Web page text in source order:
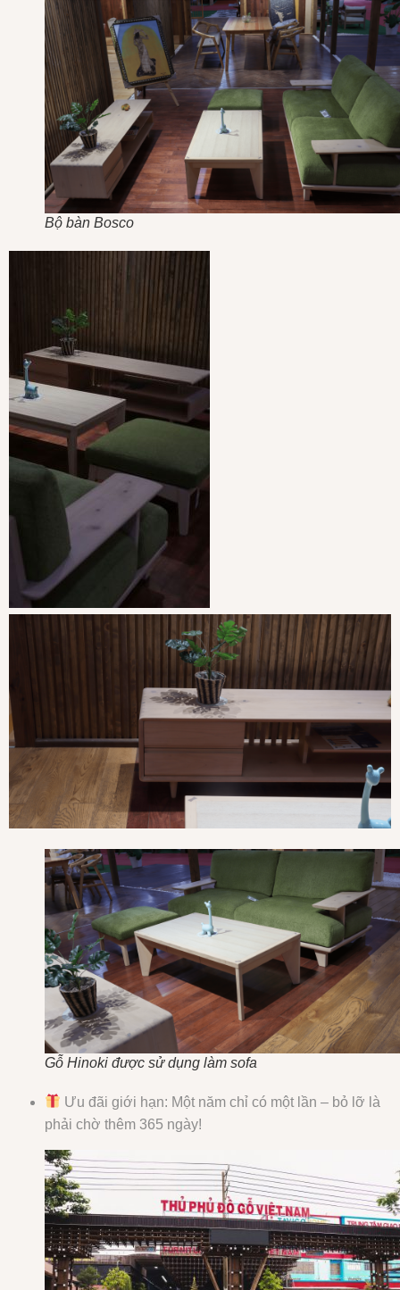
Bộ bàn Bosco
Gỗ Hinoki được sử dụng làm sofa
Ưu đãi giới hạn: Một năm chỉ có một lần – bỏ lỡ là
phải chờ thêm 365 ngày!